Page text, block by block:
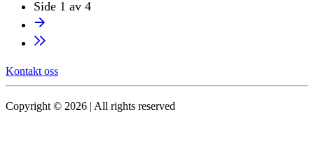
Side 1 av 4
Kontakt oss
Copyright © 2026 | All rights reserved